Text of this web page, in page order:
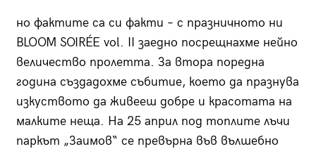
но фактите са си факти – с празничното ни
BLOOM SOIRÉE vol. II заедно посрещнахме нейно
величество пролетта. За втора поредна
година създадохме събитие, което да празнува
изкуството да живееш добре и красотата на
малките неща. На 25 април под топлите лъчи
паркът „Заимов“ се превърна във вълшебно